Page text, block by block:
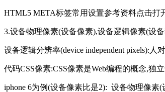
HTML5 META标签常用设置参考资料点击打
3.设备物理像素(设备像素),设备逻辑像素(设
设备逻辑分辨率(device independent pixels):
代码CSS像素:CSS像素是Web编程的概念,
iphone 6为例(设备像素比是2): 设备物理像素